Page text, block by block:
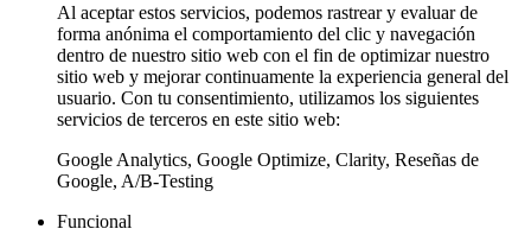
Al aceptar estos servicios, podemos rastrear y evaluar de
forma anónima el comportamiento del clic y navegación
dentro de nuestro sitio web con el fin de optimizar nuestro
sitio web y mejorar continuamente la experiencia general del
usuario. Con tu consentimiento, utilizamos los siguientes
servicios de terceros en este sitio web:
Google Analytics, Google Optimize, Clarity, Reseñas de
Google, A/B-Testing
Funcional